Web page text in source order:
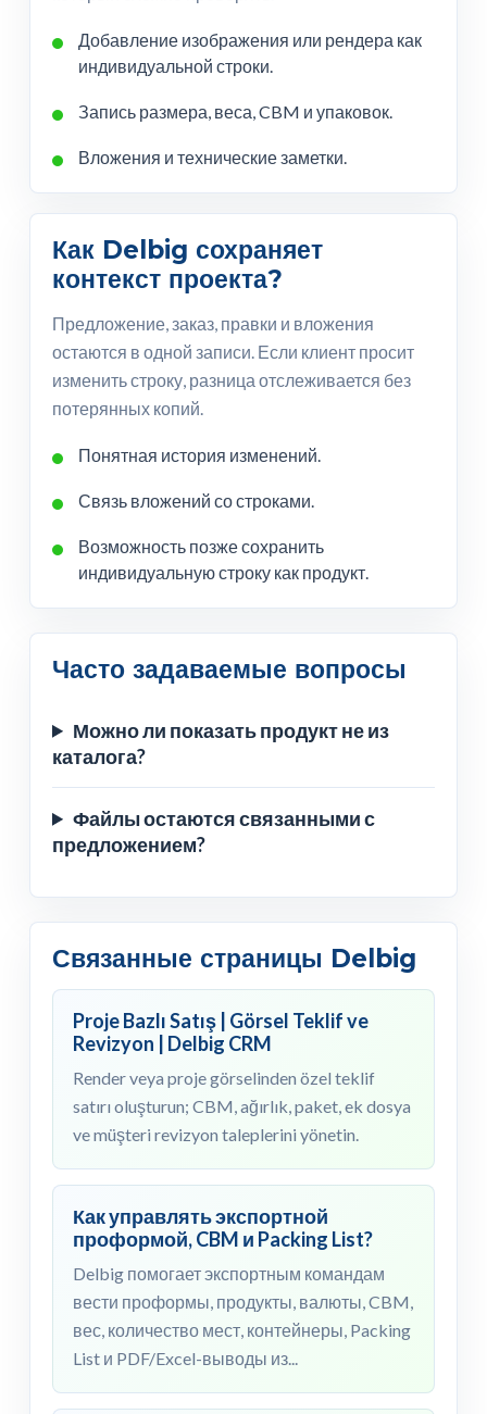
Добавление изображения или рендера как
индивидуальной строки.
Запись размера, веса, CBM и упаковок.
Вложения и технические заметки.
Как Delbig сохраняет
контекст проекта?
Предложение, заказ, правки и вложения
остаются в одной записи. Если клиент просит
изменить строку, разница отслеживается без
потерянных копий.
Понятная история изменений.
Связь вложений со строками.
Возможность позже сохранить
индивидуальную строку как продукт.
Часто задаваемые вопросы
Можно ли показать продукт не из
каталога?
Файлы остаются связанными с
предложением?
Связанные страницы Delbig
Proje Bazlı Satış | Görsel Teklif ve
Revizyon | Delbig CRM
Render veya proje görselinden özel teklif
satırı oluşturun; CBM, ağırlık, paket, ek dosya
ve müşteri revizyon taleplerini yönetin.
Как управлять экспортной
проформой, CBM и Packing List?
Delbig помогает экспортным командам
вести проформы, продукты, валюты, CBM,
вес, количество мест, контейнеры, Packing
List и PDF/Excel-выводы из...